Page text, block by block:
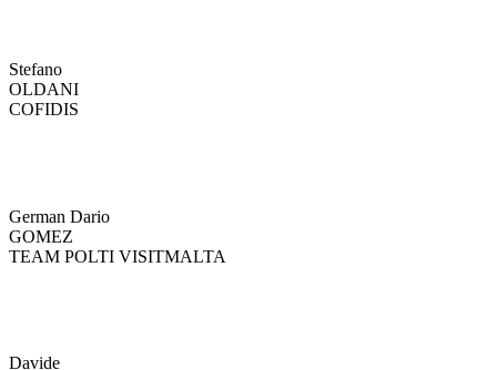
Stefano
OLDANI
COFIDIS
German Dario
GOMEZ
TEAM POLTI VISITMALTA
Davide